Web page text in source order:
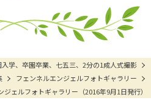
学、卒園卒業、七五三、2分の1成人式撮影
フェンネルエンジェルフォトギャラリー
ルフォトギャラリー（2016年9月1日発行）